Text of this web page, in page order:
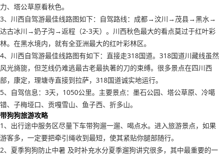
力、塔公草原看秋色。
3、川西自驾游最佳线路图如下：自驾路线：成都→汶川→茂县→黑水→
达古冰川→奶子沟→返程（2-3天）。川西秋色最大的看点莫过于红叶彩
林。在黑水境内，就有全亚洲最大的红叶彩林区。
4、川西自驾游最佳线路图有如下：直接走318国道。318国道川藏线虽然
风光旖旎，但芝线仍难逃最古老最执著的刀的束缚。很多景点在四川西
部，康定，理塘寺直接到拉萨，318国道诚实地运行。
5、自驾信息：3天，1050公里。主要景点：墨石公园、塔公草原、冷噶
错、子梅垭口、贡嘎雪山、鱼子西、折多山。
带狗狗旅游攻略
1、出行途中服务区尽量下车带狗遛一遛、喝点水。进入旅游景点，如果
游客多，一定要把牵引绳收到最短，使其紧贴你腿部随行。
2、夏季狗狗防止中暑 及时补充水分夏季遛狗讲究很多，其中最重要的一